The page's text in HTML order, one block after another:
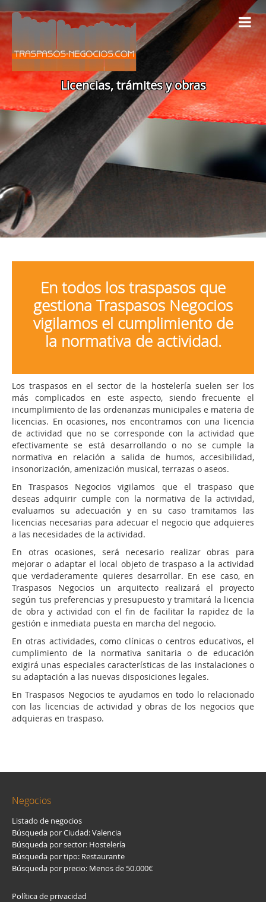
Licencias, trámites y obras
En todos los traspasos que
gestiona Traspasos Negocios
vigilamos el cumplimiento de
la normativa de actividad.
Los traspasos en el sector de la hostelería suelen ser los
más complicados en este aspecto, siendo frecuente el
incumplimiento de las ordenanzas municipales e materia de
licencias. En ocasiones, nos encontramos con una licencia
de actividad que no se corresponde con la actividad que
efectivamente se está desarrollando o no se cumple la
normativa en relación a salida de humos, accesibilidad,
insonorización, amenización musical, terrazas o aseos.
En Traspasos Negocios vigilamos que el traspaso que
deseas adquirir cumple con la normativa de la actividad,
evaluamos su adecuación y en su caso tramitamos las
licencias necesarias para adecuar el negocio que adquieres
a las necesidades de la actividad.
En otras ocasiones, será necesario realizar obras para
mejorar o adaptar el local objeto de traspaso a la actividad
que verdaderamente quieres desarrollar. En ese caso, en
Traspasos Negocios un arquitecto realizará el proyecto
según tus preferencias y presupuesto y tramitará la licencia
de obra y actividad con el fin de facilitar la rapidez de la
gestión e inmediata puesta en marcha del negocio.
En otras actividades, como clínicas o centros educativos, el
cumplimiento de la normativa sanitaria o de educación
exigirá unas especiales características de las instalaciones o
su adaptación a las nuevas disposiciones legales.
En Traspasos Negocios te ayudamos en todo lo relacionado
con las licencias de actividad y obras de los negocios que
adquieras en traspaso.
Negocios
Listado de negocios
Búsqueda por Ciudad: Valencia
Búsqueda por sector: Hostelería
Búsqueda por tipo: Restaurante
Búsqueda por precio: Menos de 50.000€
Política de privacidad